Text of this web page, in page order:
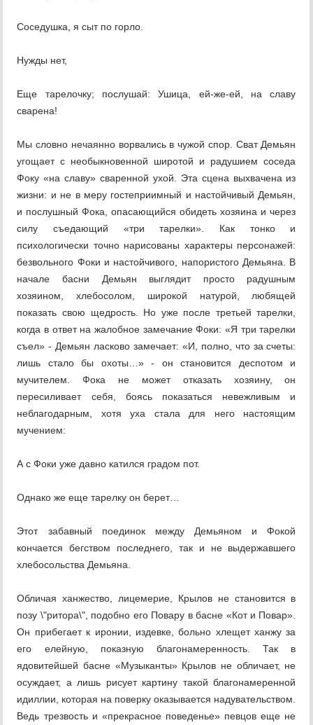
Соседушка, я сыт по горло.
Нужды нет,
Еще тарелочку; послушай: Ушица, ей-же-ей, на славу
сварена!
Мы словно нечаянно ворвались в чужой спор. Сват Демьян
угощает с необыкновенной широтой и радушием соседа
Фоку «на славу» сваренной ухой. Эта сцена выхвачена из
жизни: и не в меру гостеприимный и настойчивый Демьян,
и послушный Фока, опасающийся обидеть хозяина и через
силу съедающий «три тарелки». Как тонко и
психологически точно нарисованы характеры персонажей:
безвольного Фоки и настойчивого, напористого Демьяна. В
начале басни Демьян выглядит просто радушным
хозяином, хлебосолом, широкой натурой, любящей
показать свою щедрость. Но уже после третьей тарелки,
когда в ответ на жалобное замечание Фоки: «Я три тарелки
съел» - Демьян ласково замечает: «И, полно, что за счеты:
лишь стало бы охоты…» - он становится деспотом и
мучителем. Фока не может отказать хозяину, он
пересиливает себя, боясь показаться невежливым и
неблагодарным, хотя уха стала для него настоящим
мучением:
А с Фоки уже давно катился градом пот.
Однако же еще тарелку он берет…
Этот забавный поединок между Демьяном и Фокой
кончается бегством последнего, так и не выдержавшего
хлебосольства Демьяна.
Обличая ханжество, лицемерие, Крылов не становится в
позу \"ритора\", подобно его Повару в басне «Кот и Повар».
Он прибегает к иронии, издевке, больно хлещет ханжу за
его елейную, показную благонамеренность. Так в
ядовитейшей басне «Музыканты» Крылов не обличает, не
осуждает, а лишь рисует картину такой благонамеренной
идиллии, которая на поверку оказывается надувательством.
Ведь трезвость и «прекрасное поведенье» певцов еще не